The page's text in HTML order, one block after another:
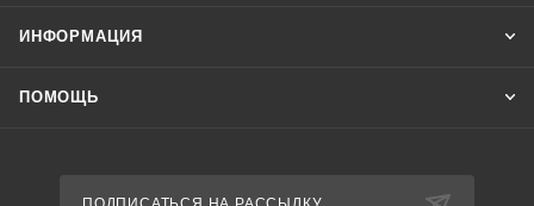
ИНФОРМАЦИЯ
ПОМОЩЬ